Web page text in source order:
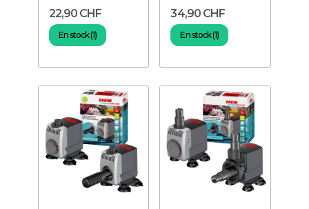
22,90 CHF
En stock (1)
34,90 CHF
En stock (1)